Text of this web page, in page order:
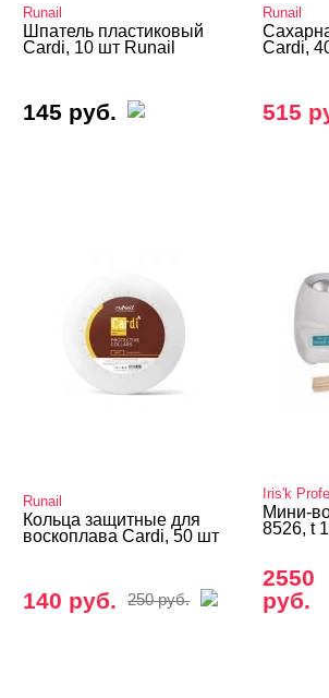
Шугаринг, фитосмола
Депиляция, парафинотерапия
Мезотерапия
Боди-арт
Визаж, ресницы, брови
Runail
Шпатель пластиковый
Cardi, 10 шт Runail
145 руб.
Runail
Cardi,
515
Runail
Кольца защитные для
воскоплава Cardi, 50 шт
140 руб. 250 руб.
Iris'k
Мини-
8526, t
2550
руб.